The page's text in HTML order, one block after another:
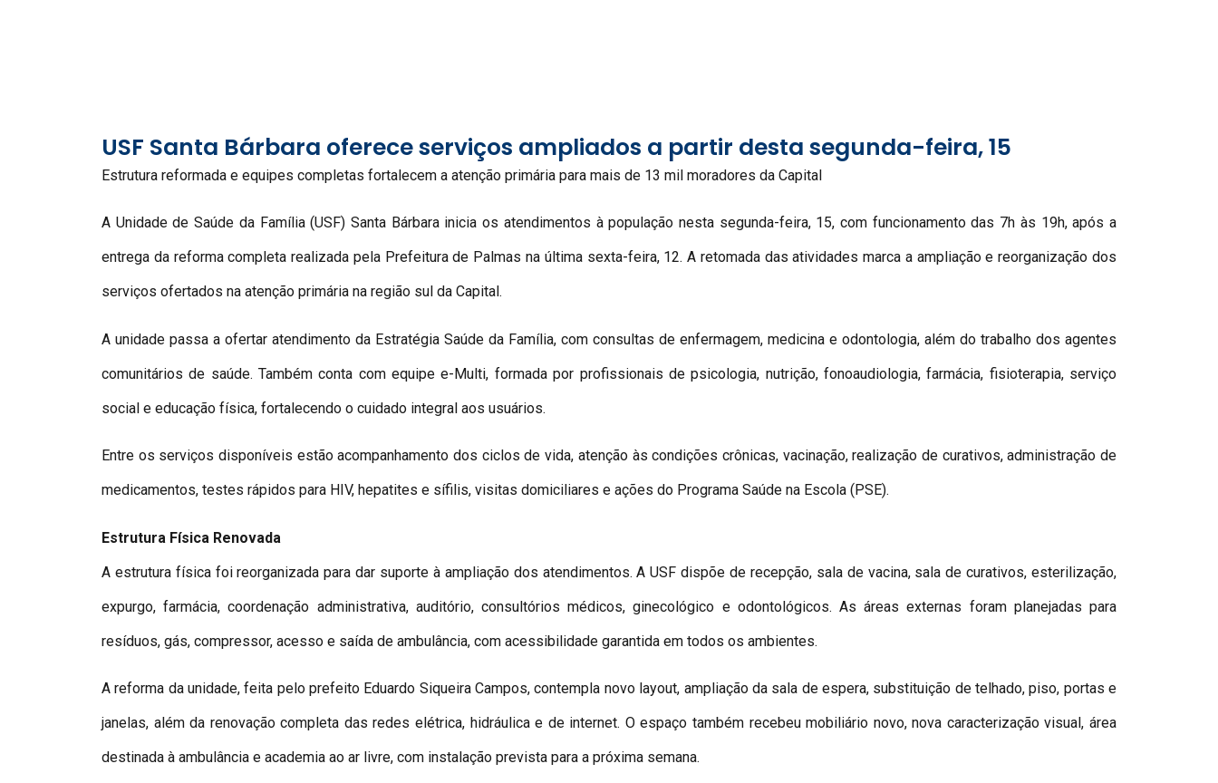
USF Santa Bárbara oferece serviços ampliados a partir desta segunda-feira, 15
Estrutura reformada e equipes completas fortalecem a atenção primária para mais de 13 mil moradores da Capital
A Unidade de Saúde da Família (USF) Santa Bárbara inicia os atendimentos à população nesta segunda-feira, 15, com funcionamento das 7h às 19h, após a
entrega da reforma completa realizada pela Prefeitura de Palmas na última sexta-feira, 12. A retomada das atividades marca a ampliação e reorganização dos
serviços ofertados na atenção primária na região sul da Capital.
A unidade passa a ofertar atendimento da Estratégia Saúde da Família, com consultas de enfermagem, medicina e odontologia, além do trabalho dos agentes
comunitários de saúde. Também conta com equipe e-Multi, formada por profissionais de psicologia, nutrição, fonoaudiologia, farmácia, fisioterapia, serviço
social e educação física, fortalecendo o cuidado integral aos usuários.
Entre os serviços disponíveis estão acompanhamento dos ciclos de vida, atenção às condições crônicas, vacinação, realização de curativos, administração de
medicamentos, testes rápidos para HIV, hepatites e sífilis, visitas domiciliares e ações do Programa Saúde na Escola (PSE).
Estrutura Física Renovada
A estrutura física foi reorganizada para dar suporte à ampliação dos atendimentos. A USF dispõe de recepção, sala de vacina, sala de curativos, esterilização,
expurgo, farmácia, coordenação administrativa, auditório, consultórios médicos, ginecológico e odontológicos. As áreas externas foram planejadas para
resíduos, gás, compressor, acesso e saída de ambulância, com acessibilidade garantida em todos os ambientes.
A reforma da unidade, feita pelo prefeito Eduardo Siqueira Campos, contempla novo layout, ampliação da sala de espera, substituição de telhado, piso, portas e
janelas, além da renovação completa das redes elétrica, hidráulica e de internet. O espaço também recebeu mobiliário novo, nova caracterização visual, área
destinada à ambulância e academia ao ar livre, com instalação prevista para a próxima semana.